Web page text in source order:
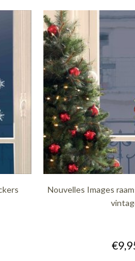
Nouvelles Images